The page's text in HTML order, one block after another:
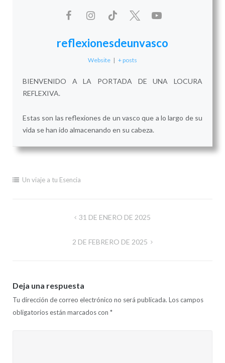
reflexionesdeunvasco
Website | + posts
BIENVENIDO A LA PORTADA DE UNA LOCURA
REFLEXIVA.
Estas son las reflexiones de un vasco que a lo largo de su
vida se han ido almacenando en su cabeza.
Un viaje a tu Esencia
31 DE ENERO DE 2025
2 DE FEBRERO DE 2025
Deja una respuesta
Tu dirección de correo electrónico no será publicada. Los campos
obligatorios están marcados con *